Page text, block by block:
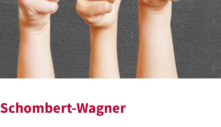
Schombert-Wagner